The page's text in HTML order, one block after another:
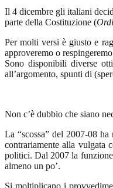
Il 4 dicembre gli italiani
parte della Costituzione (
Per molti versi è giusto e
approveremo o
Sono disponibili diverse
all’argomento, spunti di
Non c’è dubbio che siano
La “scossa” del 2007-08
contrariamente alla vulgata
politici. Dal 2007 la funzione
almeno un po’.
Si moltiplicano i